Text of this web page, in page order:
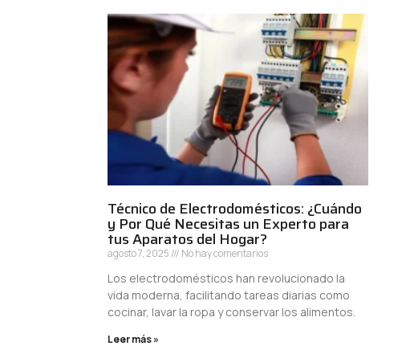
Técnico de Electrodomésticos: ¿Cuándo
y Por Qué Necesitas un Experto para
tus Aparatos del Hogar?
agosto 7, 2025 No hay comentarios
Los electrodomésticos han revolucionado la
vida moderna, facilitando tareas diarias como
cocinar, lavar la ropa y conservar los alimentos.
Leer más »